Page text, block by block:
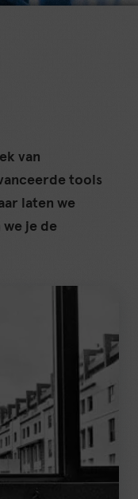
van
tools
laten we
je de